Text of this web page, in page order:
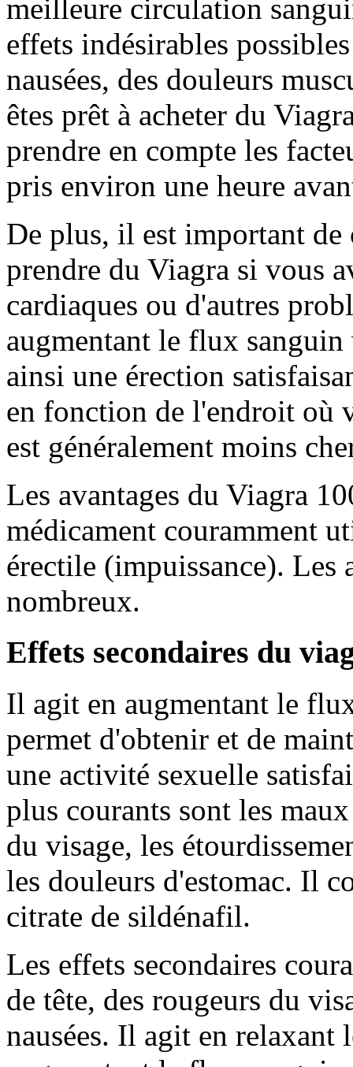
meilleure circulation
effets indésirables
nausées, des douleurs
êtes prêt à acheter du
prendre en compte les
pris environ une heure
De plus, il est important de
prendre du Viagra si vous
cardiaques ou d'autres
augmentant le flux
ainsi une érection
en fonction de l'endroit où
est généralement moins
Les avantages du Viagra
médicament couramment
érectile (impuissance). Les
nombreux.
Effets secondaires du
Il agit en augmentant le
permet d'obtenir et de
une activité sexuelle
plus courants sont les
du visage, les
les douleurs d'estomac. Il
citrate de sildénafil.
Les effets secondaires
de tête, des rougeurs du
nausées. Il agit en relaxant